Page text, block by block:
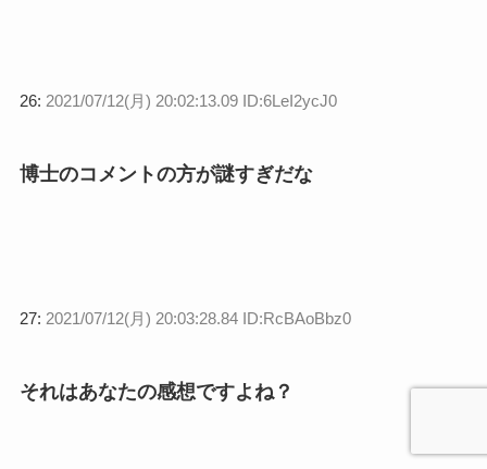
26: 2021/07/12(月) 20:02:13.09 ID:6LeI2ycJ0
博士のコメントの方が謎すぎだな
27: 2021/07/12(月) 20:03:28.84 ID:RcBAoBbz0
それはあなたの感想ですよね？